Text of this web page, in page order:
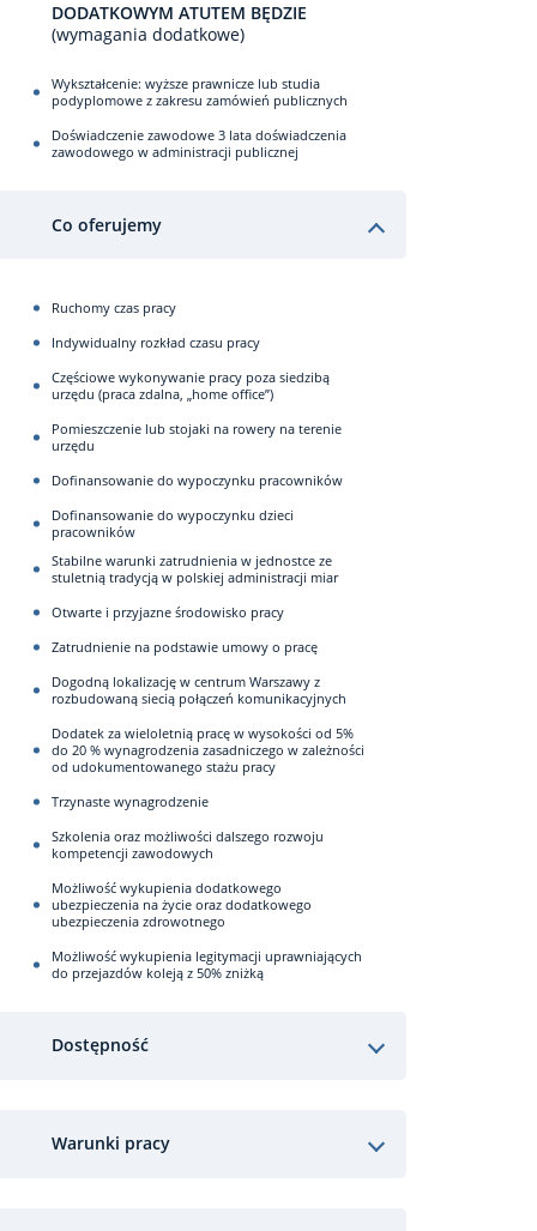
DODATKOWYM ATUTEM BĘDZIE
(wymagania dodatkowe)
Wykształcenie: wyższe prawnicze lub studia
podyplomowe z zakresu zamówień publicznych
Doświadczenie zawodowe 3 lata doświadczenia
zawodowego w administracji publicznej
Co oferujemy
Ruchomy czas pracy
Indywidualny rozkład czasu pracy
Częściowe wykonywanie pracy poza siedzibą
urzędu (praca zdalna, „home office”)
Pomieszczenie lub stojaki na rowery na terenie
urzędu
Dofinansowanie do wypoczynku pracowników
Dofinansowanie do wypoczynku dzieci
pracowników
Stabilne warunki zatrudnienia w jednostce ze
stuletnią tradycją w polskiej administracji miar
Otwarte i przyjazne środowisko pracy
Zatrudnienie na podstawie umowy o pracę
Dogodną lokalizację w centrum Warszawy z
rozbudowaną siecią połączeń komunikacyjnych
Dodatek za wieloletnią pracę w wysokości od 5%
do 20 % wynagrodzenia zasadniczego w zależności
od udokumentowanego stażu pracy
Trzynaste wynagrodzenie
Szkolenia oraz możliwości dalszego rozwoju
kompetencji zawodowych
Możliwość wykupienia dodatkowego
ubezpieczenia na życie oraz dodatkowego
ubezpieczenia zdrowotnego
Możliwość wykupienia legitymacji uprawniających
do przejazdów koleją z 50% zniżką
Dostępność
Warunki pracy